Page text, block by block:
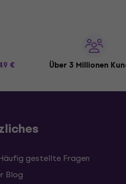
€ Über 3 Millionen
gestellte Fragen
Blog